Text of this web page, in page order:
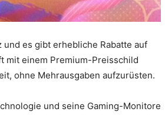
und es gibt erhebliche Rabatte auf
mit einem Premium-Preisschild
ohne Mehrausgaben aufzurüsten.
und seine Gaming-Monitore